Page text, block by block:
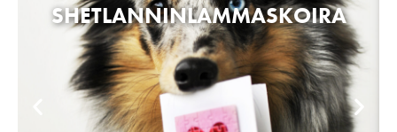
SHETLANNINLAMMASKOIRA